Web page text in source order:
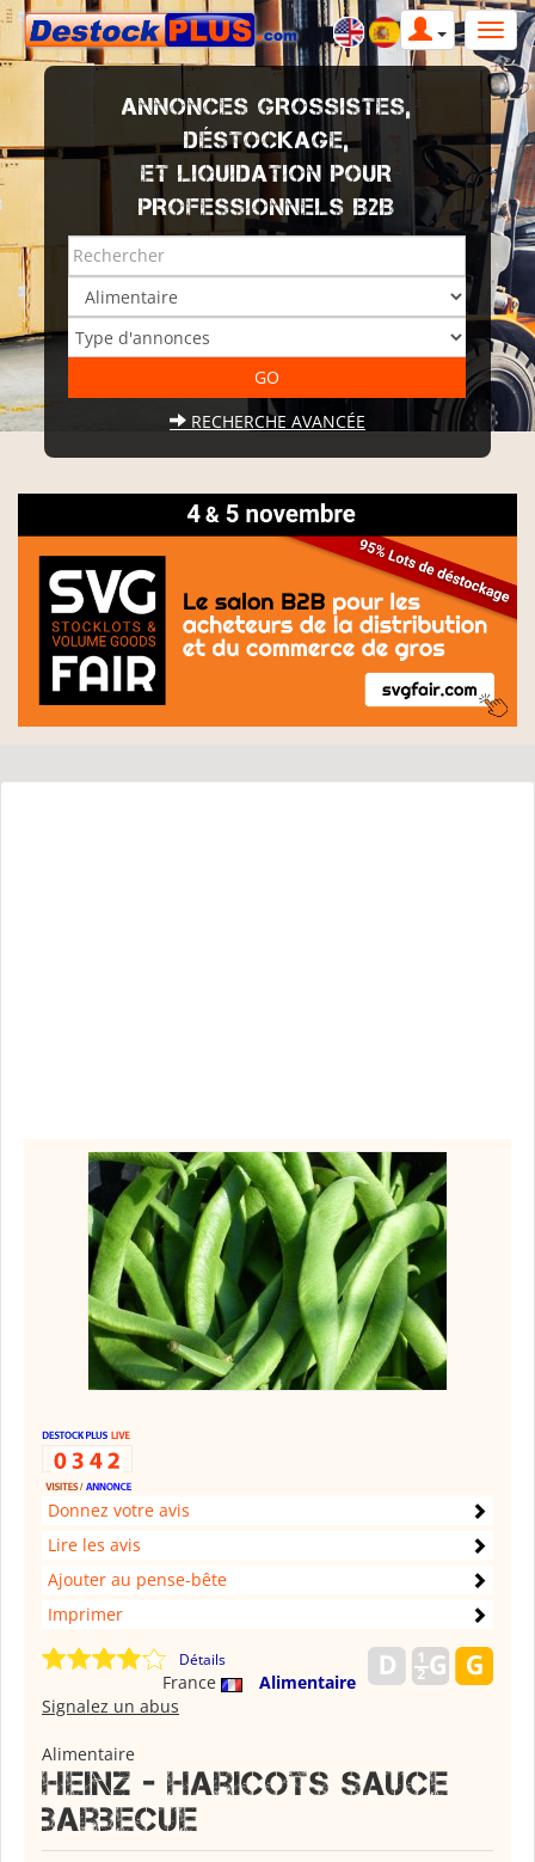
ANNONCES GROSSISTES,
DÉSTOCKAGE,
ET LIQUIDATION POUR
PROFESSIONNELS B2B
RECHERCHE AVANCÉE
Donnez votre avis
Lire les avis
Ajouter au pense-bête
Imprimer
Détails
France
Alimentaire
Signalez un abus
Alimentaire
Heinz - haricots sauce
barbecue